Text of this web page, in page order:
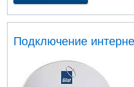
Подключение